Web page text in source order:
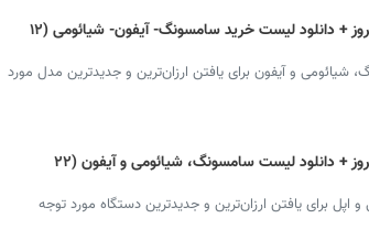
قیمت گوشی جدید امروز + دانلود لیست خرید سامسونگ- آیفون- شیائومی (۱۲
و آیفون برای یافتن ارزان‌ترین و جدیدترین مدل مورد
قیمت گوشی‌ جدید امروز + دانلود لیست سامسونگ، شیائومی و آیفون (۲۲
برای یافتن ارزان‌ترین و جدیدترین دستگاه مورد توجه